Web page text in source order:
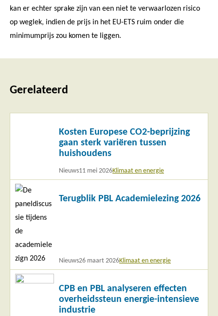
kan er echter sprake zijn van een niet te verwaarlozen risico
op weglek, indien de prijs in het EU-ETS ruim onder die
minimumprijs zou komen te liggen.
Gerelateerd
Kosten Europese CO2-beprijzing
gaan sterk variëren tussen
huishoudens
Nieuws11 mei 2026Klimaat en energie
Terugblik PBL Academielezing 2026
Nieuws26 maart 2026Klimaat en energie
Lees
CPB en PBL analyseren effecten
overheidssteun energie-intensieve
industrie
Lees